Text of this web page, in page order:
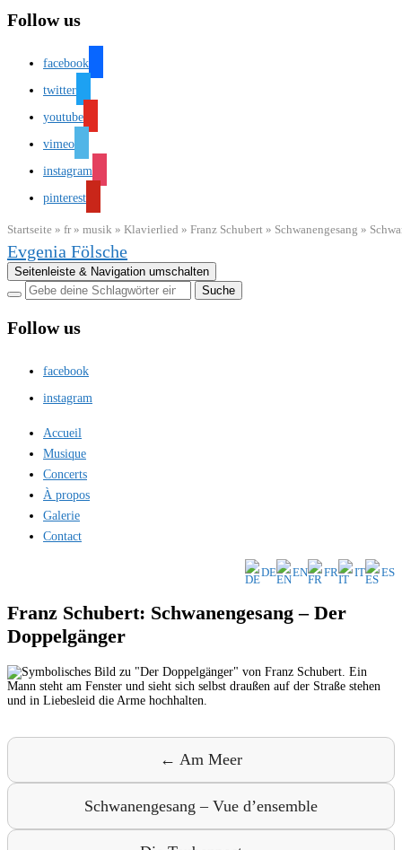
Follow us
facebook
twitter
youtube
vimeo
instagram
pinterest
Startseite » fr» musik » Klavierlied » Franz Schubert » Schwanengesang »
Evgenia Fölsche
Seitenleiste & Navigation umschalten
Follow us
facebook
instagram
Accueil
Musique
Concerts
À propos
Galerie
Contact
DE EN FR IT ES
Franz Schubert: Schwanengesang – Der
Doppelgänger
← Am Meer
Schwanengesang – Vue d’ensemble